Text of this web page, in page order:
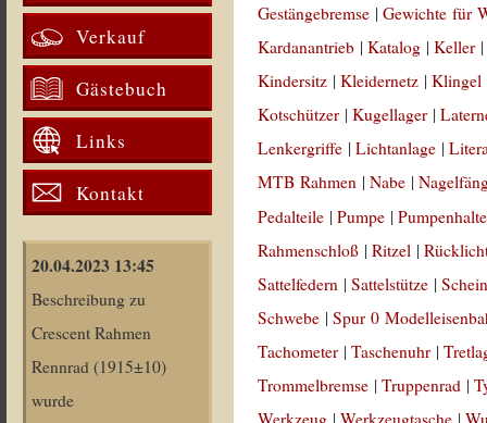
Verkauf
Gästebuch
Links
Kontakt
20.04.2023 13:45
Beschreibung zu
Crescent Rahmen
Rennrad (1915±10)
wurde
Gestängebremse |Gewichte für
Kardanantrieb |Katalog |Keller
Kindersitz |Kleidernetz |Klingel
Kotschützer |Kugellager |
Lenkergriffe |Lichtanlage |
MTB Rahmen |Nabe |
Pedalteile |Pumpe |
Rahmenschloß |Ritzel |
Sattelfedern |Sattelstütze |
Schwebe |Spur 0
Tachometer |Taschenuhr |
Trommelbremse |Truppenrad |
Werkzeug |Werkzeugtasche |